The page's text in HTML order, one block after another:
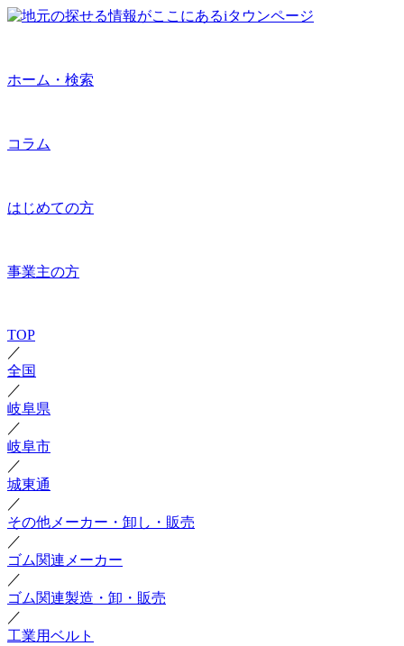
ホーム・検索
コラム
はじめての方
事業主の方
TOP
／
全国
／
岐阜県
／
岐阜市
／
城東通
／
その他メーカー・卸し・販売
／
ゴム関連メーカー
／
ゴム関連製造・卸・販売
／
工業用ベルト